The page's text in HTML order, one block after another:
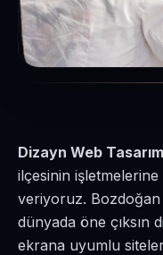
Dizayn Web Tasarım
ilçesinin işletmelerine
veriyoruz. Bozdoğan
dünyada öne
ekrana uyumlu